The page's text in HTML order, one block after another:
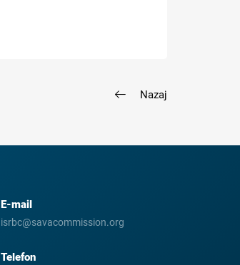
Nazaj
E-mail
isrbc@savacommission.org
Telefon